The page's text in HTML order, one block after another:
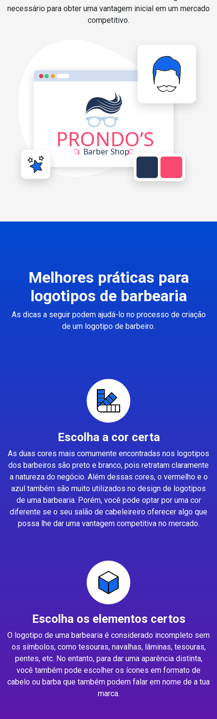
necessário para obter uma vantagem inicial em um mercado
competitivo.
Melhores práticas para
logotipos de barbearia
As dicas a seguir podem ajudá-lo no processo de criação
de um logotipo de barbeiro.
Escolha a cor certa
As duas cores mais comumente encontradas nos logotipos
dos barbeiros são preto e branco, pois retratam claramente
a natureza do negócio. Além dessas cores, o vermelho e o
azul também são muito utilizados no design de logotipos
de uma barbearia. Porém, você pode optar por uma cor
diferente se o seu salão de cabeleireiro oferecer algo que
possa lhe dar uma vantagem competitiva no mercado.
Escolha os elementos certos
O logotipo de uma barbearia é considerado incompleto sem
os símbolos, como tesouras, navalhas, lâminas, tesouras,
pentes, etc. No entanto, para dar uma aparência distinta,
você também pode escolher os ícones em formato de
cabelo ou barba que também podem falar em nome de a tua
marca.